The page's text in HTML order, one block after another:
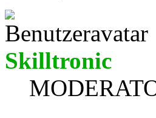
Skilltronic